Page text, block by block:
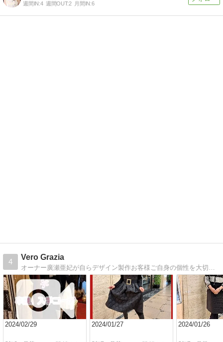
週間IN:4 週間OUT:2 月間IN:6
4
Vero Grazia
オーナー廣瀬亜妃が自らデザイン製作お客様ご自身の個性を大切にセレクト。全国に卸し販売もさせて頂いております。
2024/02/29 2024/01/27 2024/01/26